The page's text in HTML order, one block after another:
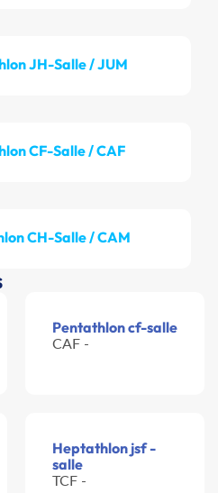
JH-Salle / JUM
CF-Salle / CAF
CH-Salle / CAM
Pentathlon cf-salle
CAF -
Heptathlon jsf -
salle
TCF -